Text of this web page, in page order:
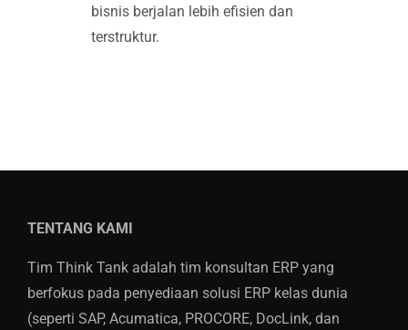
bisnis berjalan lebih efisien dan
terstruktur.
TENTANG KAMI
Tim Think Tank adalah tim konsultan ERP yang
berfokus pada penyediaan solusi ERP kelas dunia
(seperti SAP, Acumatica, PROCORE, DocLink, dan